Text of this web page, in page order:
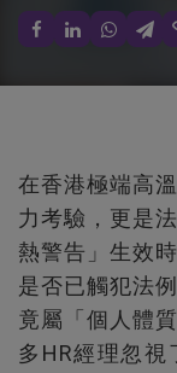
在香港極端高
力考驗，更是
熱警告」生效
是否已觸犯法
竟屬「個人體
多HR經理忽視